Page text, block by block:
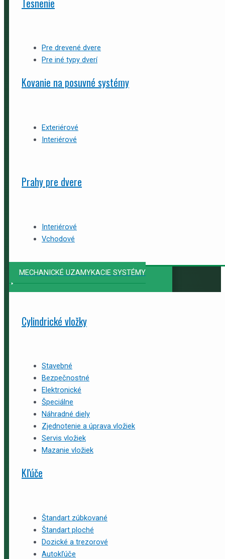
Pre drevené dvere
Pre iné typy dverí
Kovanie na posuvné systémy
Exteriérové
Interiérové
Prahy pre dvere
Interiérové
Vchodové
MECHANICKÉ UZAMYKACIE SYSTÉMY
Cylindrické vložky
Stavebné
Bezpečnostné
Elektronické
Špeciálne
Náhradné diely
Zjednotenie a úprava vložiek
Servis vložiek
Mazanie vložiek
Kľúče
Štandart zúbkované
Štandart ploché
Dozické a trezorové
Autokľúče